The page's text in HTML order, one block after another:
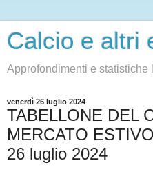
Calcio e altri
Approfondimenti e statistiche
venerdì 26 luglio 2024
TABELLONE DEL
MERCATO
26 luglio 2024